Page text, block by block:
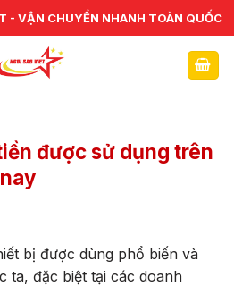
CHỮA VẬT TƯ NGÂN HÀNG TOÀN
QUỐC
được sử dụng trên
bị được dùng phổ biến và
ta, đặc biệt tại các doanh
- VẬN CHUYỂN NHANH TOÀN QUỐC